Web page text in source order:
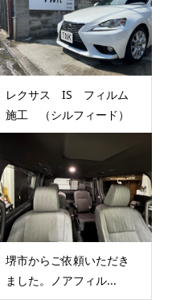
レクサス IS フィルム
施工 （シルフィード）
堺市からご依頼いただき
ました。ノアフィル...